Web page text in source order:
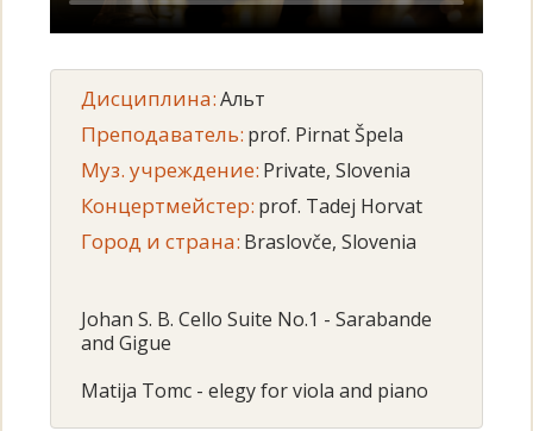
Дисциплина:Альт
Преподаватель: prof. Pirnat Špela
Муз. учреждение: Private, Slovenia
Концертмейстер: prof. Tadej Horvat
Город и страна: Braslovče, Slovenia
Johan S. B. Cello Suite No.1 - Sarabande
and Gigue
Matija Tomc - elegy for viola and piano